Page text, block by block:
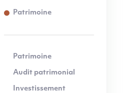
Patrimoine
Patrimoine
Audit patrimonial
Investissement